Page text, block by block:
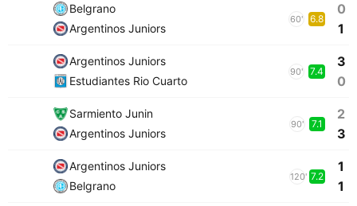
Belgrano
Argentinos Juniors
60' 6.8
0
1
Argentinos Juniors
Estudiantes Rio Cuarto
90' 7.4
3
0
Sarmiento Junin
Argentinos Juniors
90' 7.1
2
3
Argentinos Juniors
Belgrano
120' 7.2
1
1